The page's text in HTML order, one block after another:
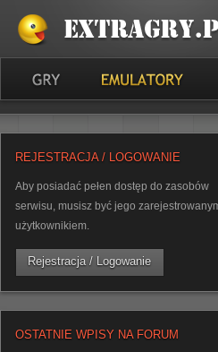
REJESTRACJA / LOGOWANIE
Aby posiadać pełen dostęp do zasobów
serwisu, musisz być jego
użytkownikiem.
Rejestracja / Logowanie
OSTATNIE WPISY NA FORUM